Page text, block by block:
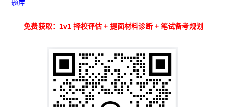
题库
免费获取：1v1 择校评估 + 提面材料诊断 + 笔试备考规划